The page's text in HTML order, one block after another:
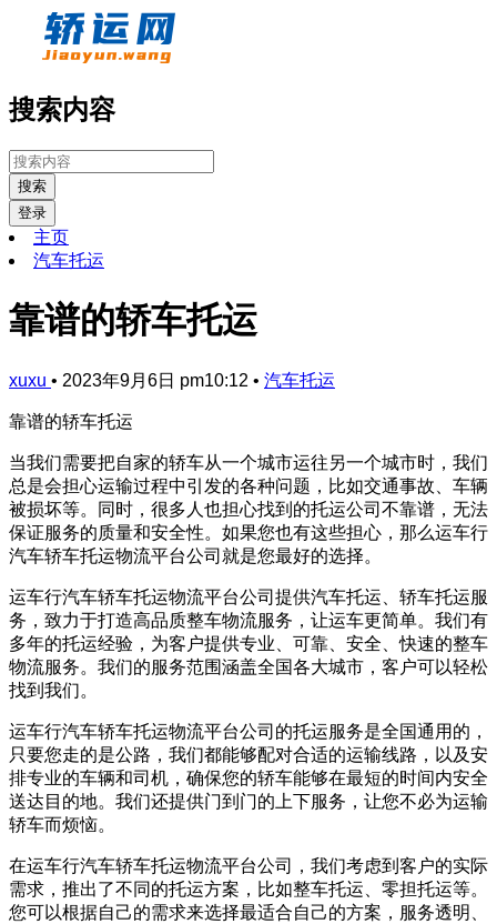
搜索内容
搜索
登录
主页
汽车托运
靠谱的轿车托运
xuxu • 2023年9月6日 pm10:12 • 汽车托运
靠谱的轿车托运
当我们需要把自家的轿车从一个城市运往另一个城市时，我们
总是会担心运输过程中引发的各种问题，比如交通事故、车辆
被损坏等。同时，很多人也担心找到的托运公司不靠谱，无法
保证服务的质量和安全性。如果您也有这些担心，那么运车行
汽车轿车托运物流平台公司就是您最好的选择。
运车行汽车轿车托运物流平台公司提供汽车托运、轿车托运服
务，致力于打造高品质整车物流服务，让运车更简单。我们有
多年的托运经验，为客户提供专业、可靠、安全、快速的整车
物流服务。我们的服务范围涵盖全国各大城市，客户可以轻松
找到我们。
运车行汽车轿车托运物流平台公司的托运服务是全国通用的，
只要您走的是公路，我们都能够配对合适的运输线路，以及安
排专业的车辆和司机，确保您的轿车能够在最短的时间内安全
送达目的地。我们还提供门到门的上下服务，让您不必为运输
轿车而烦恼。
在运车行汽车轿车托运物流平台公司，我们考虑到客户的实际
需求，推出了不同的托运方案，比如整车托运、零担托运等。
您可以根据自己的需求来选择最适合自己的方案，服务透明、